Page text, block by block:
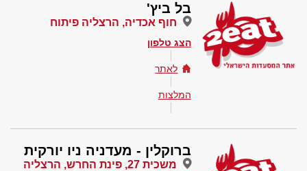
בל ביץ'
חוף אכדיה, הרצליה פיתוח
הצג טלפון
לאתר
המלצות
ברוקלין - מעדניה ניו יורקית
משכית 27, פינת החרש, הרצליה